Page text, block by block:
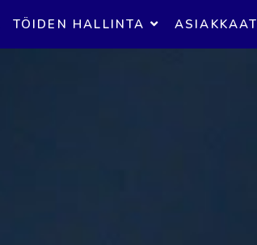
TÖIDEN HALLINTA ASIAKKAAT